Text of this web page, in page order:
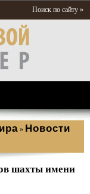
Поиск по сайту »
» Новости
шахты имени